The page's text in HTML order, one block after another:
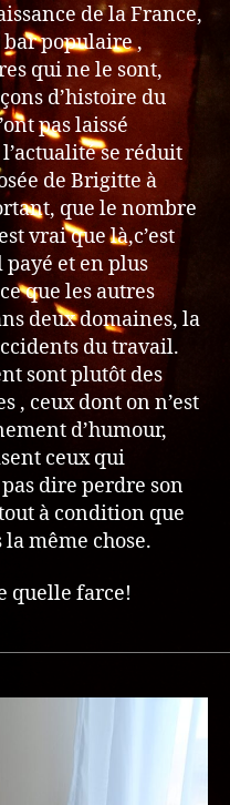
de la France,
populaire ,
qui ne le sont,
d’histoire du
pas laissé
se réduit
de Brigitte à
que le nombre
vrai que là,c’est
et en plus
que les autres
deux domaines, la
du travail.
sont plutôt des
, ceux dont on n’est
d’humour,
ceux qui
dire perdre son
à condition que
même chose.
quelle farce!